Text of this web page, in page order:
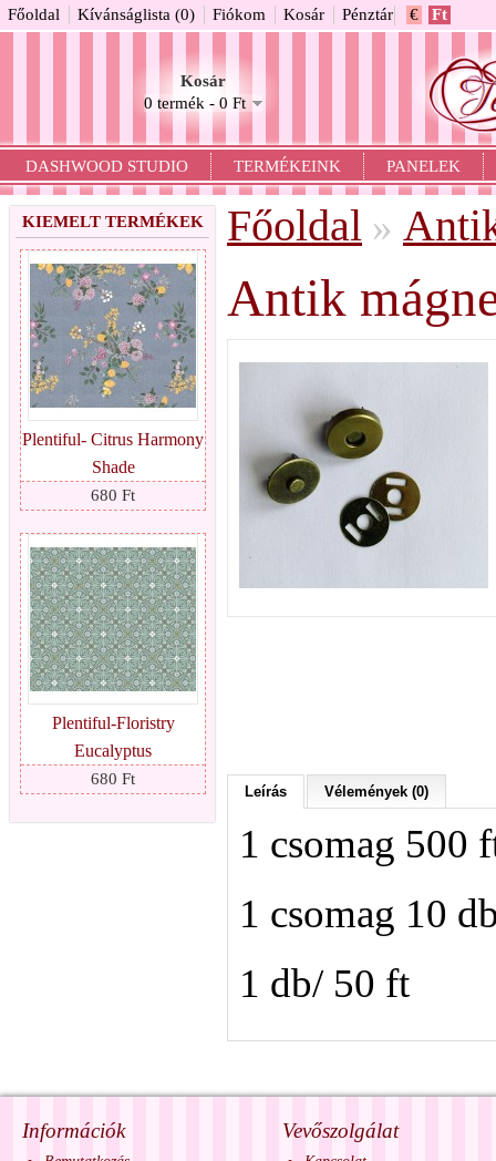
€ Ft
Kosár
0 termék - 0 Ft
Főoldal Kívánságlista (0) Fiókom Kosár Pénztár
DASHWOOD STUDIO TERMÉKEINK PANELEK
KIEMELT TERMÉKEK
Plentiful- Citrus Harmony
Shade
680 Ft
Plentiful-Floristry
Eucalyptus
680 Ft
Főoldal »
Antik
Leírás Vélemények (0)
1 csomag 500
1 csomag 10
1 db/ 50 ft
Információk Vevőszolgálat